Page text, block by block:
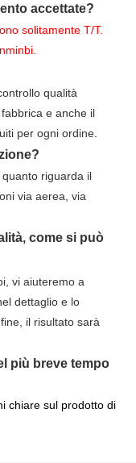
accettate?
solitamente T/T.
qualità
e anche il
per ogni ordine.
riguarda il
via aerea, via
come si può
vi aiuteremo a
dettaglio e lo
il risultato sarà
più breve tempo
chiare sul prodotto di